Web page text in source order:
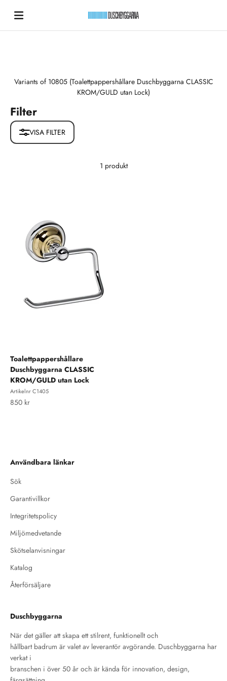
Duschbyggarna New
Variants of 10805 (Toalettpappershållare Duschbyggarna CLASSIC
KROM/GULD utan Lock)
Filter
VISA FILTER
1 produkt
Toalettpappershållare
Duschbyggarna CLASSIC
KROM/GULD utan Lock
Artikelnr C1405
REA-pris
850 kr
Användbara länkar
Sök
Garantivillkor
Integritetspolicy
Miljömedvetande
Skötselanvisningar
Katalog
Återförsäljare
Duschbyggarna
När det gäller att skapa ett stilrent, funktionellt och
hållbart badrum är valet av leverantör avgörande. Duschbyggarna har
verkat i
branschen i över 50 år och är kända för innovation, design,